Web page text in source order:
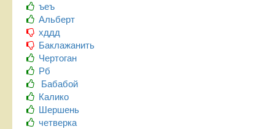
ъеъ
Альберт
хддд
Баклажанить
Чертоган
Рб
Бабабой
Калико
Шершень
четверка